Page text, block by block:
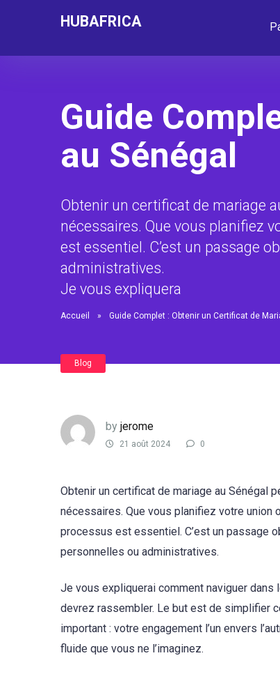
HUBAFRICA
Guide
au Sénégal
Obtenir un certificat de mariage
nécessaires. Que vous planifiez
est essentiel. C’est un passage
administratives.
Je vous expliquera
Accueil » Guide Complet : Obtenir un Certificat de
Blog
by jerome
21 août 2024 0
Obtenir un certificat de mariage au Sénégal
nécessaires. Que vous planifiez votre
processus est essentiel. C’est un passage
personnelles ou administratives.
Je vous expliquerai comment naviguer
devrez rassembler. Le but est de simplifier
important : votre engagement l’un envers
fluide que vous ne l’imaginez.